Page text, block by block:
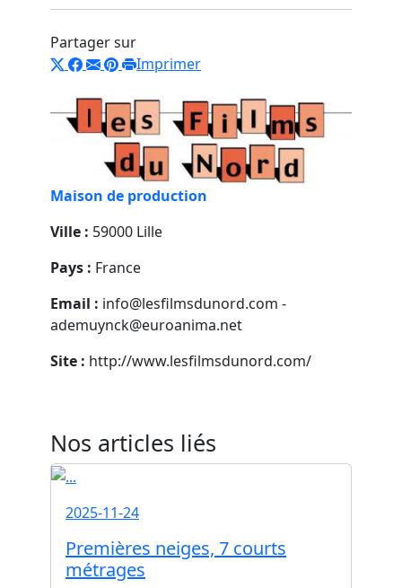
Partager sur
Imprimer
Maison de production
Ville : 59000 Lille
Pays : France
Email : info@lesfilmsdunord.com -
ademuynck@euroanima.net
Site : http://www.lesfilmsdunord.com/
Nos articles liés
2025-11-24
Premières neiges, 7 courts
métrages